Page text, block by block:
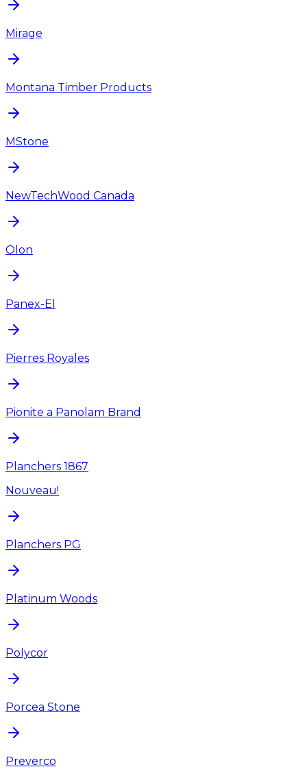
Mirage
Montana Timber Products
MStone
NewTechWood Canada
Olon
Panex-El
Pierres Royales
Pionite a Panolam Brand
Planchers 1867
Nouveau!
Planchers PG
Platinum Woods
Polycor
Porcea Stone
Preverco